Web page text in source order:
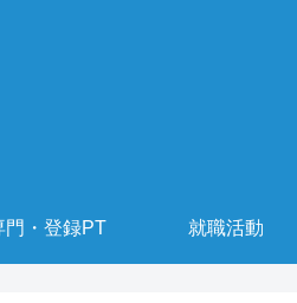
門・登録PT 就職活動